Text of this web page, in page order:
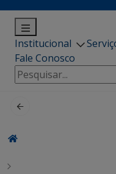
Institucional
Fale Conosco
Pesquisar
por: